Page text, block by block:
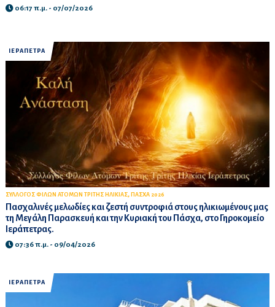
06:17 π.μ. - 07/07/2026
ΙΕΡΑΠΕΤΡΑ
ΣΥΛΛΟΓΟΣ ΦΙΛΩΝ ΑΤΟΜΩΝ ΤΡΙΤΗΣ ΗΛΙΚΙΑΣ, ΠΑΣΧΑ 2026
Πασχαλινές μελωδίες και ζεστή συντροφιά στους ηλικιωμένους μας
τη Μεγάλη Παρασκευή και την Κυριακή του Πάσχα, στο Γηροκομείο
Ιεράπετρας.
07:36 π.μ. - 09/04/2026
ΙΕΡΑΠΕΤΡΑ